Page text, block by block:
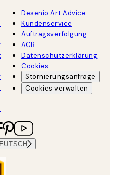
Desenio Art Advice
Kundenservice
Auftragsverfolgung
AGB
Datenschutzerklärung
Cookies
Stornierungsanfrage
Cookies verwalten